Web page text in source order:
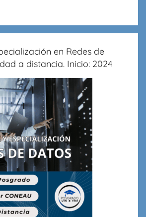
en Redes de
a distancia. Inicio: 2024